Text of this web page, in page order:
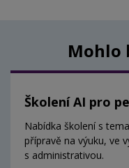
Mohlo
Školení AI pro
Nabídka školení s
přípravě na výuku, ve
s administrativou.